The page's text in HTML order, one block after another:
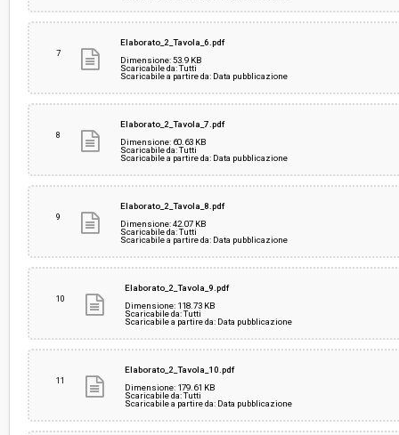
7
Elaborato_2_Tavola_6.pdf
Dimensione: 53.9 KB
Scaricabile da: Tutti
Scaricabile a partire da: Data pubblicazione
8
Elaborato_2_Tavola_7.pdf
Dimensione: 60.63 KB
Scaricabile da: Tutti
Scaricabile a partire da: Data pubblicazione
9
Elaborato_2_Tavola_8.pdf
Dimensione: 42.07 KB
Scaricabile da: Tutti
Scaricabile a partire da: Data pubblicazione
10
Elaborato_2_Tavola_9.pdf
Dimensione: 118.73 KB
Scaricabile da: Tutti
Scaricabile a partire da: Data pubblicazione
11
Elaborato_2_Tavola_10.pdf
Dimensione: 179.61 KB
Scaricabile da: Tutti
Scaricabile a partire da: Data pubblicazione